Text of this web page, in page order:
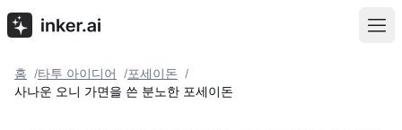
홈 /타투 아이디어 /포세이돈 /
사나운 오니 가면을 쓴 분노한 포세이돈